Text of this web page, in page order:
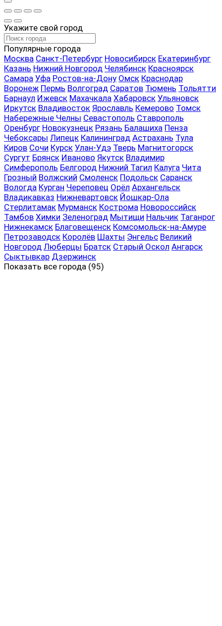
Укажите свой город
Популярные города
Москва Санкт-Петербург Новосибирск Екатеринбург
Казань Нижний Новгород Челябинск Красноярск
Самара Уфа Ростов-на-Дону Омск Краснодар
Воронеж Пермь Волгоград Саратов Тюмень Тольятти
Барнаул Ижевск Махачкала Хабаровск Ульяновск
Иркутск Владивосток Ярославль Кемерово Томск
Набережные Челны Севастополь Ставрополь
Оренбург Новокузнецк Рязань Балашиха Пенза
Чебоксары Липецк Калининград Астрахань Тула
Киров Сочи Курск Улан-Удэ Тверь Магнитогорск
Сургут Брянск Иваново Якутск Владимир
Симферополь Белгород Нижний Тагил Калуга Чита
Грозный Волжский Смоленск Подольск Саранск
Вологда Курган Череповец Орёл Архангельск
Владикавказ Нижневартовск Йошкар-Ола
Стерлитамак Мурманск Кострома Новороссийск
Тамбов Химки Зеленоград Мытищи Нальчик Таганрог
Нижнекамск Благовещенск Комсомольск-на-Амуре
Петрозаводск Королёв Шахты Энгельс Великий
Новгород Люберцы Братск Старый Оскол Ангарск
Сыктывкар Дзержинск
Показать все города (95)